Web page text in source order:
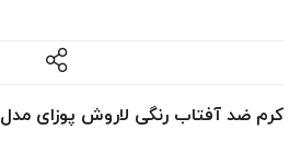
کرم ضد آفتاب رنگی لاروش پوزای مدل Anthelios SPF 50